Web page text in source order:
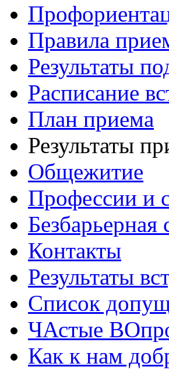
Правила
Результаты
Расписание
План приема
Результаты
Общежитие
Профессии и
Безбарьерная
Контакты
Результаты
Список
ЧАстые
Как к нам